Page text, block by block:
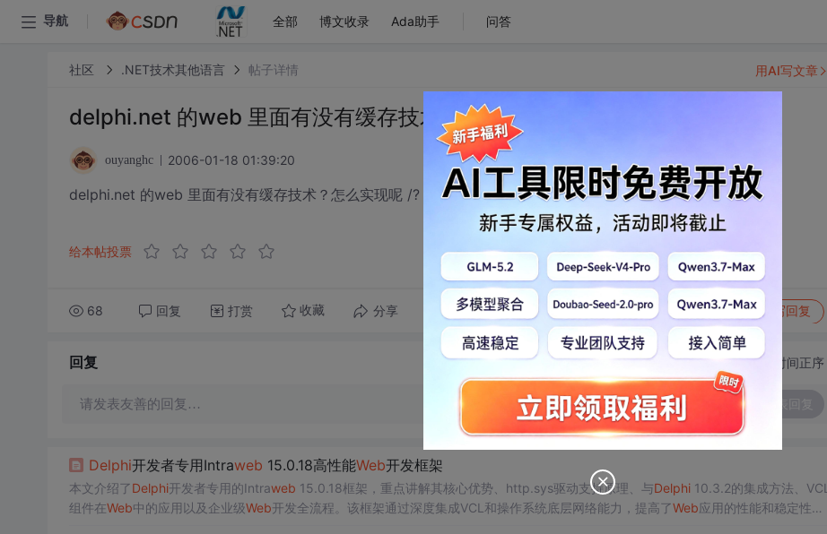
导航 全部 博文收录 Ada助手 问答
社区 .NET技术其他语言 帖子详情
delphi.net 的web 里面有没有缓存技术？怎么实现呢 /?
ouyanghc 2006-01-18 01:39:20
delphi.net 的web 里面有没有缓存技术？怎么实现呢 /?
给本帖投票
68 回复 打赏 收藏 分享 转发到动态 举报 写回复
用AI写文章
回复 切换为时间正序
请发表友善的回复…
Delphi开发者专用Intraweb 15.0.18高性能Web开发框架
本文介绍了Delphi开发者专用的Intraweb 15.0.18框架，重点讲解其核心优势、http.sys驱动支持原理、与Delphi10.3.2的集成方法、VCL
组件在Web中的应用以及企业级Web开发全流程。该框架通过深度集成VCL和操作系统底层网络能力，提高了Web应用的性能和稳定性，